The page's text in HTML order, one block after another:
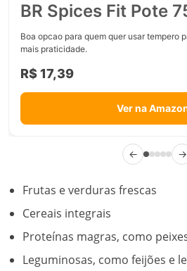
BR Spices Fit Pote
Boa opcao para quem quer usar tempero
mais praticidade.
R$ 17,39
Ver na
← →
Frutas e verduras frescas
Cereais integrais
Proteínas magras, como
Leguminosas, como feijões e